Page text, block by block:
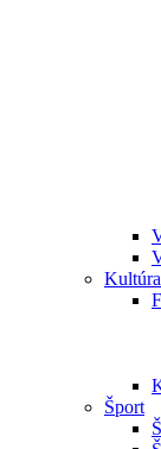
Kultúra
Šport